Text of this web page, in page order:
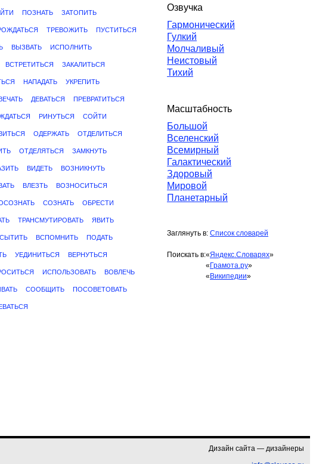
ПОЗНАТЬ ЗАТОПИТЬ
ТРЕВОЖИТЬ ПУСТИТЬСЯ
ВЫЗВАТЬ ИСПОЛНИТЬ
ВСТРЕТИТЬСЯ ЗАКАЛИТЬСЯ
НАПАДАТЬ УКРЕПИТЬ
ДЕВАТЬСЯ ПРЕВРАТИТЬСЯ
РИНУТЬСЯ СОЙТИ
ОДЕРЖАТЬ ОТДЕЛИТЬСЯ
ОТДЕЛЯТЬСЯ ЗАМКНУТЬ
ВИДЕТЬ ВОЗНИКНУТЬ
ВЛЕЗТЬ ВОЗНОСИТЬСЯ
СОЗНАТЬ ОБРЕСТИ
ТРАНСМУТИРОВАТЬ ЯВИТЬ
ВСПОМНИТЬ ПОДАТЬ
УЕДИНИТЬСЯ ВЕРНУТЬСЯ
ИСПОЛЬЗОВАТЬ ВОВЛЕЧЬ
СООБЩИТЬ ПОСОВЕТОВАТЬ
Озвучка
Гармонический
Гулкий
Молчаливый
Неистовый
Тихий
Масштабность
Большой
Вселенский
Всемирный
Галактический
Здоровый
Мировой
Планетарный
Заглянуть в: Список словарей
Поискать в:«Яндекс.Словарях»
« Грамота.ру»
« Википедии»
Дизайн сайта — дизайнеры